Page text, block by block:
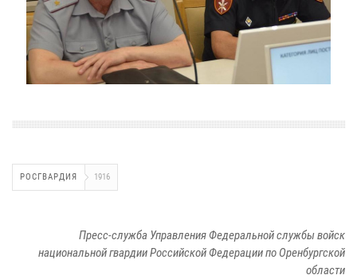
РОСГВАРДИЯ 1916
Пресс-служба Управления Федеральной службы войск
национальной гвардии Российской Федерации по Оренбургской
области